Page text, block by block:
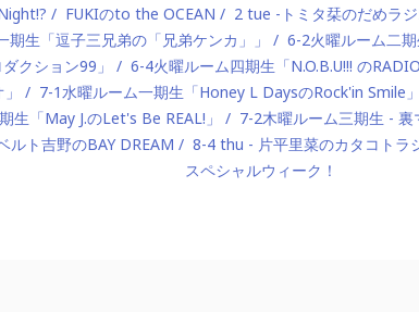
FUKIのto the OCEAN 2 tue -トミタ栞のだめラ
期生「逗子三兄弟の「兄弟ケンカ」」 6-2火曜ルーム二
クション99」
6-4火曜ルーム四期生「N.O.B.U!!! の
7-1水曜ルーム一期生「Honey L DaysのRock'in Smile
生「May J.のLet's Be REAL!」
7-2木曜ルーム三期生 -
ルト吉野のBAY DREAM
8-4 thu - 片平里菜のカタコトラ
スペシャルウィーク！